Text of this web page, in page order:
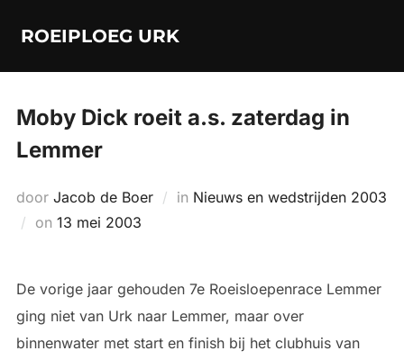
naarROEIPLOEG URK
Moby Dick roeit a.s. zaterdag in
Lemmer
door Jacob de Boer in Nieuws en wedstrijden 2003
on Geplaatst
13 mei 2003
De vorige jaar gehouden 7e Roeisloepenrace Lemmer
ging niet van Urk naar Lemmer, maar over
binnenwater met start en finish bij het clubhuis van